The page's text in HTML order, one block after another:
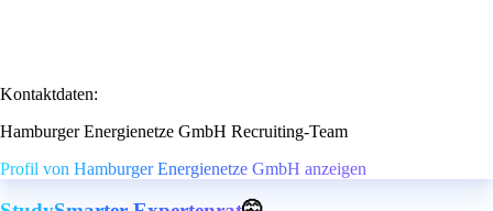
Kontaktdaten:
Hamburger Energienetze GmbH Recruiting-Team
Profil von Hamburger Energienetze GmbH anzeigen